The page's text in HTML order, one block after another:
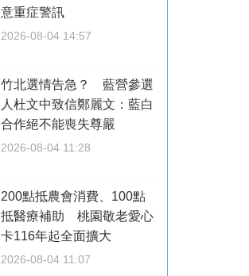
意重症警訊
2026-08-04 14:57
竹北選情告急？ 藍營參選
人杜文中致信鄭麗文：藍白
合作絕不能喪失尊嚴
2026-08-04 11:28
200點抵農會消費、100點
抵醫療補助 桃園敬老愛心
卡116年起全面擴大
2026-08-04 11:07